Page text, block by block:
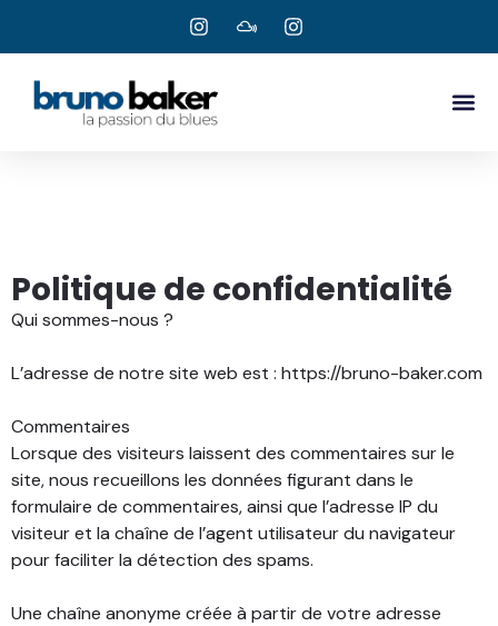
Politique de confidentialité
Qui sommes-nous ?
L’adresse de notre site web est : https://bruno-baker.com
Commentaires
Lorsque des visiteurs laissent des commentaires sur le
site, nous recueillons les données figurant dans le
formulaire de commentaires, ainsi que l’adresse IP du
visiteur et la chaîne de l’agent utilisateur du navigateur
pour faciliter la détection des spams.
Une chaîne anonyme créée à partir de votre adresse